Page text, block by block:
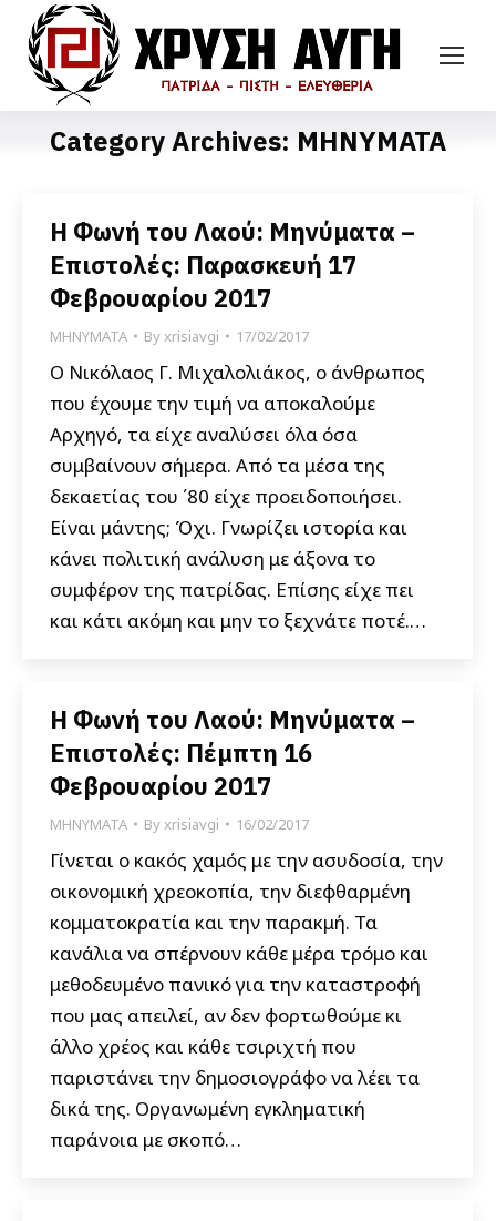
Category Archives: ΜΗΝΥΜΑΤΑ
Η Φωνή του Λαού: Μηνύματα –
Επιστολές: Παρασκευή 17
Φεβρουαρίου 2017
ΜΗΝΥΜΑΤΑ Byxrisiavgi 17/02/2017
Ο Νικόλαος Γ. Μιχαλολιάκος, ο άνθρωπος
που έχουμε την τιμή να αποκαλούμε
Αρχηγό, τα είχε αναλύσει όλα όσα
συμβαίνουν σήμερα. Από τα μέσα της
δεκαετίας του ΄80 είχε προειδοποιήσει.
Είναι μάντης; Όχι. Γνωρίζει ιστορία και
κάνει πολιτική ανάλυση με άξονα το
συμφέρον της πατρίδας. Επίσης είχε πει
και κάτι ακόμη και μην το ξεχνάτε ποτέ.…
Η Φωνή του Λαού: Μηνύματα –
Επιστολές: Πέμπτη 16
Φεβρουαρίου 2017
ΜΗΝΥΜΑΤΑ Byxrisiavgi 16/02/2017
Γίνεται ο κακός χαμός με την ασυδοσία, την
οικονομική χρεοκοπία, την διεφθαρμένη
κομματοκρατία και την παρακμή. Τα
κανάλια να σπέρνουν κάθε μέρα τρόμο και
μεθοδευμένο πανικό για την καταστροφή
που μας απειλεί, αν δεν φορτωθούμε κι
άλλο χρέος και κάθε τσιριχτή που
παριστάνει την δημοσιογράφο να λέει τα
δικά της. Οργανωμένη εγκληματική
παράνοια με σκοπό…